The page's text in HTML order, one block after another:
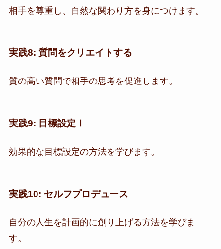
相手を尊重し、自然な関わり方を身につけます。
実践8: 質問をクリエイトする
質の高い質問で相手の思考を促進します。
実践9: 目標設定Ⅰ
効果的な目標設定の方法を学びます。
実践10: セルフプロデュース
自分の人生を計画的に創り上げる方法を学びま
す。